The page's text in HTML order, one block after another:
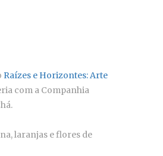
Raízes e Horizontes: Arte
com a Companhia
laranjas e flores de